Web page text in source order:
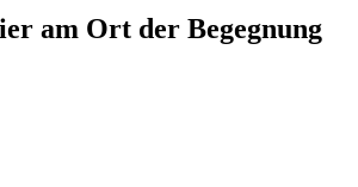
am Ort der Begegnung